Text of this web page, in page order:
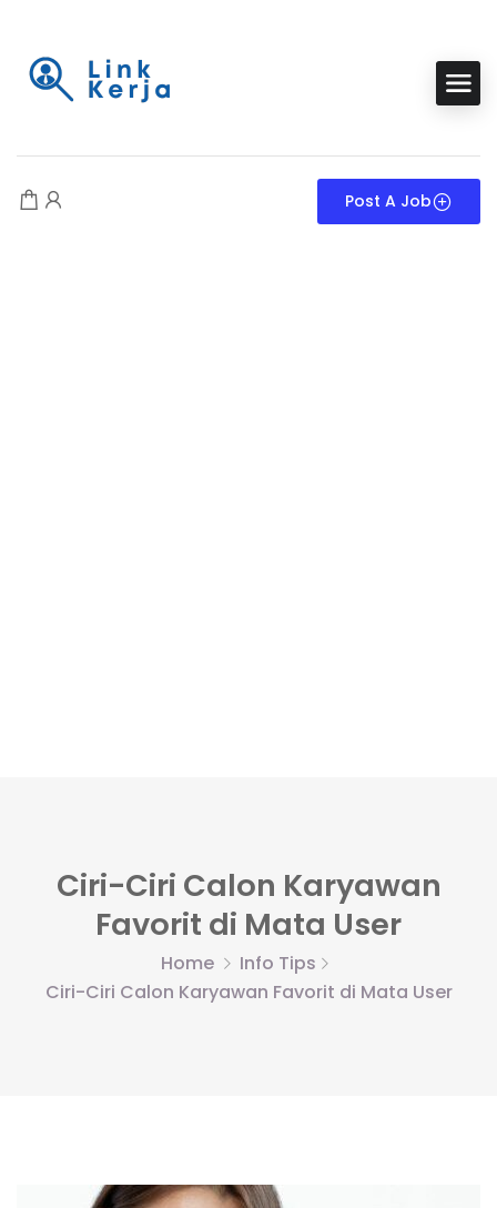
Post A Job
Ciri-Ciri Calon Karyawan
Favorit di Mata User
Home
Info Tips
Ciri-Ciri Calon Karyawan Favorit di Mata User